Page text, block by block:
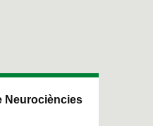
Neurociències